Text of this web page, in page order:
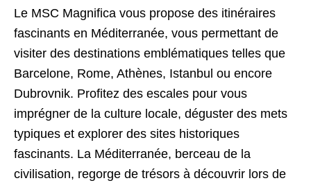
Le MSC Magnifica vous propose des itinéraires
fascinants en Méditerranée, vous permettant de
visiter des destinations emblématiques telles que
Barcelone, Rome, Athènes, Istanbul ou encore
Dubrovnik. Profitez des escales pour vous
imprégner de la culture locale, déguster des mets
typiques et explorer des sites historiques
fascinants. La Méditerranée, berceau de la
civilisation, regorge de trésors à découvrir lors de